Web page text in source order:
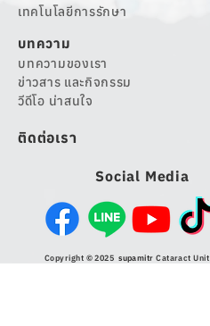
เทคโนโลยีการรักษา
บทความ
บทความของเรา
ข่าวสาร และกิจกรรม
วีดีโอ น่าสนใจ
ติดต่อเรา
Social Media
Copyright © 2025 supamitr Cataract Unit